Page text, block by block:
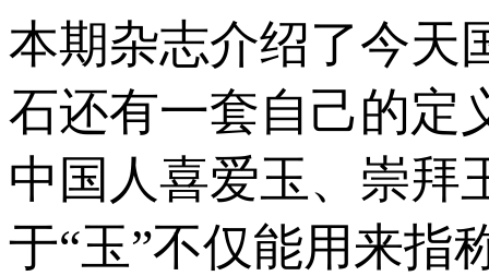
本期杂志介绍了今天
石还有一套自己的定
中国人喜爱玉、崇拜
于“玉”不仅能用来指